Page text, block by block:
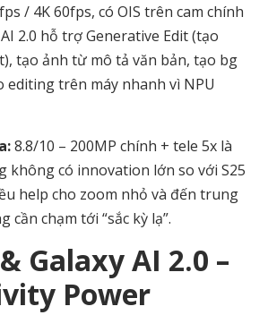
/ 4K 60fps, có OIS trên cam chính
2.0 hỗ trợ Generative Edit (tạo
tạo ảnh từ mô tả văn bản, tạo bg
editing trên máy nhanh vì NPU
8.8/10 – 200MP chính + tele 5x là
không có innovation lớn so với S25
help cho zoom nhỏ và đến trung
chạm tới “sắc kỳ lạ”.
Galaxy AI 2.0 –
Power